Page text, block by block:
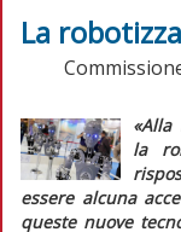
La
«Alla
la
essere alcuna
queste nuove